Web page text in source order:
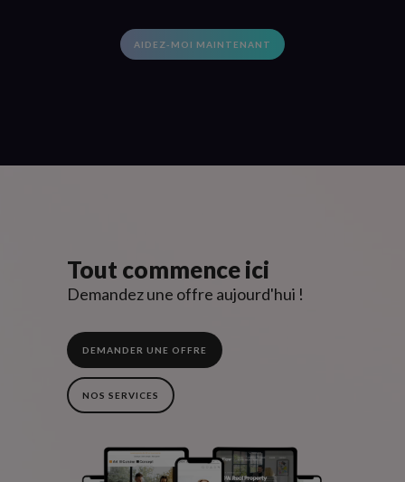
AIDEZ-MOI MAINTENANT
Tout commence ici
Demandez une offre aujourd'hui !
DEMANDER UNE OFFRE
NOS SERVICES